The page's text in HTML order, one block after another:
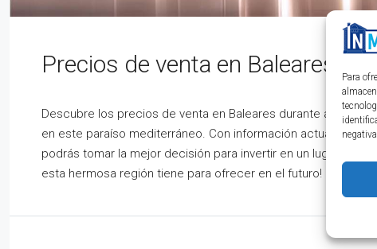
Para
Precios de venta en Baleares
Descubre los precios de venta en Baleares durante abril de
en este paraíso mediterráneo. Con información actualizada
podrás tomar la mejor decisión para invertir en un lugar de
esta hermosa región tiene para ofrecer en el futuro!